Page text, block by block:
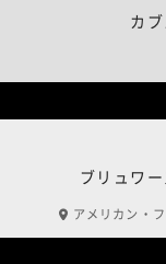
カブ
ブリュワー
アメリカン・